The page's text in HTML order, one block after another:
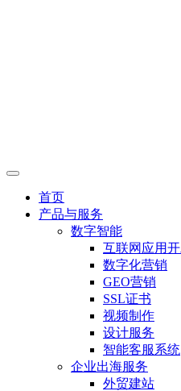
首页
产品与服务
数字智能
互联网应用
数字化营销
GEO营销
SSL证书
视频制作
设计服务
智能客服系统
企业出海服务
外贸建站